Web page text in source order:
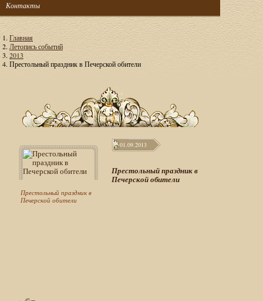
Контакты
Главная
Летопись событий
2013
Престольный праздник в Печерской обители
Престольный праздник в
Печерской обители
01.09.2013
Престольный праздник в
Печерской обители